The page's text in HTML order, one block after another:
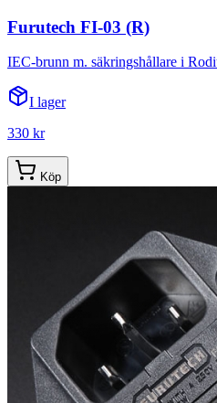
Furutech FI-03 (R)
IEC-brunn m. säkringshållare i
I lager
330 kr
Köp